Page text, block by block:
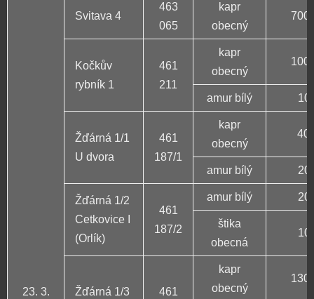
23. 3.
Svitava 4
463
065
kapr
obecný
700
Kočkův
rybník 1
461
211
kapr
obecný
100
amur bílý 10
Žďárná 1/1
U dvora
461
187/1
kapr
obecný
40
amur bílý 20
Žďárná 1/2
Cetkovice I
(Orlík)
461
187/2
amur bílý 20
štika
obecná
10
Žďárná 1/3
461
kapr
obecný
130